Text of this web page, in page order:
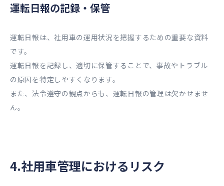
運転日報の記録・保管
運転日報は、社用車の運用状況を把握するための重要な資料
です。
運転日報を記録し、適切に保管することで、事故やトラブル
の原因を特定しやすくなります。
また、法令遵守の観点からも、運転日報の管理は欠かせませ
ん。
4.社用車管理におけるリスク